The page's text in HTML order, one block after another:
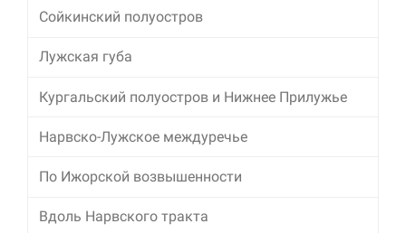
Сойкинский полуостров
Лужская губа
Кургальский полуостров и Нижнее Прилужье
Нарвско-Лужское междуречье
По Ижорской возвышенности
Вдоль Нарвского тракта